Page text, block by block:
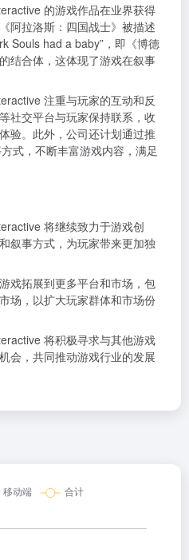
的游戏作品在业界获得
阿拉洛斯：四国战士》被描述
Souls had a baby”，即《博德
结合体，这体现了游戏在叙事
注重与玩家的互动和反
社交平台与玩家保持联系，收
验。此外，公司还计划通过推
式，不断丰富游戏内容，满足
将继续致力于游戏创
叙事方式，为玩家带来更加独
戏拓展到更多平台和市场，包
场，以扩大玩家群体和市场份
将积极寻求与其他游戏
会，共同推动游戏行业的发展